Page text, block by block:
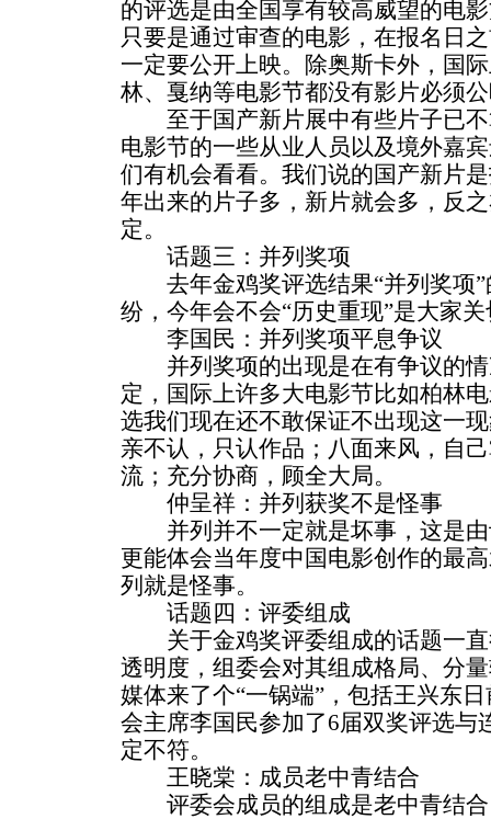
的评选是由全国享有较高威望的电
只要是通过审查的电影，在报名日
一定要公开上映。除奥斯卡外，国
林、戛纳等电影节都没有影片必须
至于国产新片展中有些片子已不
电影节的一些从业人员以及境外嘉
们有机会看看。我们说的国产新片
年出来的片子多，新片就会多，反
定。
话题三：并列奖项
去年金鸡奖评选结果“并列奖项”
纷，今年会不会“历史重现”是大家
李国民：并列奖项平息争议
并列奖项的出现是在有争议的情
定，国际上许多大电影节比如柏林
选我们现在还不敢保证不出现这一
亲不认，只认作品；八面来风，自
流；充分协商，顾全大局。
仲呈祥：并列获奖不是怪事
并列并不一定就是坏事，这是由
更能体会当年度中国电影创作的最
列就是怪事。
话题四：评委组成
关于金鸡奖评委组成的话题一直
透明度，组委会对其组成格局、分
媒体来了个“一锅端”，包括王兴东
会主席李国民参加了6届双奖评选与
定不符。
王晓棠：成员老中青结合
评委会成员的组成是老中青结合